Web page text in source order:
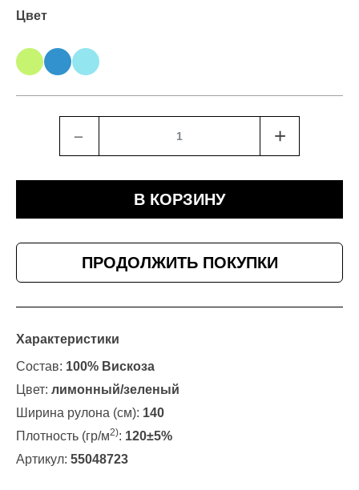
Цвет
﹣ +
В КОРЗИНУ
ПРОДОЛЖИТЬ ПОКУПКИ
Характеристики
Состав: 100% Вискоза
Цвет: лимонный/зеленый
Ширина рулона (см): 140
Плотность (гр/м2): 120±5%
Артикул: 55048723